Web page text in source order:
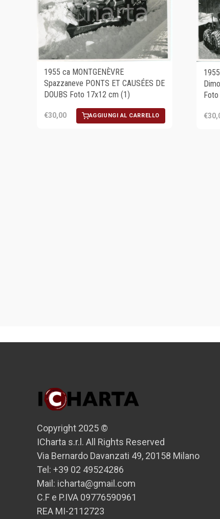
1955 ca MONTGENÈVRE
Spazzaneve PONTS ET CAUSÉES DE
DOUBS Foto 17x12 cm (1)
€30,00 AGGIUNGI AL CARRELLO
Copyright 2025 ©
ICharta s.r.l. All Rights Reserved
Via Bernardo Davanzati 49, 20158 Milano
Tel: +39 02 49524286
Mail: icharta@gmail.com
C.F e P.IVA 09776590961
REA MI-2112723